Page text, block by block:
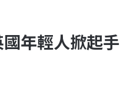
年輕人掀起手